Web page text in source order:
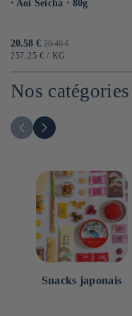
⋅ Aoi Seicha ⋅ 80g
Prix
promotionnel
20.58 € Prix
habituel
29.40 €
PRIX
257.25 € / PAR
KG
Nos
Snacks japonais